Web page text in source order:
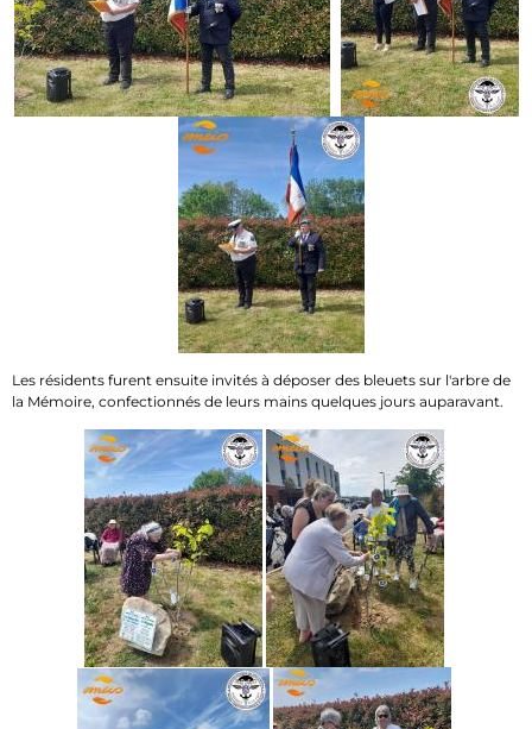
Les résidents furent ensuite invités à déposer des bleuets sur l'arbre de
la Mémoire, confectionnés de leurs mains quelques jours auparavant.